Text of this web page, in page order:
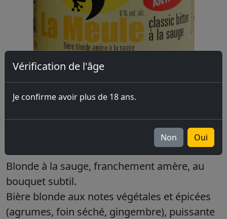
Vérification de l'âge
Je confirme avoir plus de 18 ans.
Non Oui
Blonde à la sauge, franchement amère, au
bouquet subtil.
Bière blonde aux notes végétales et épicées
(agrumes, foin séché, gingembre), puissante